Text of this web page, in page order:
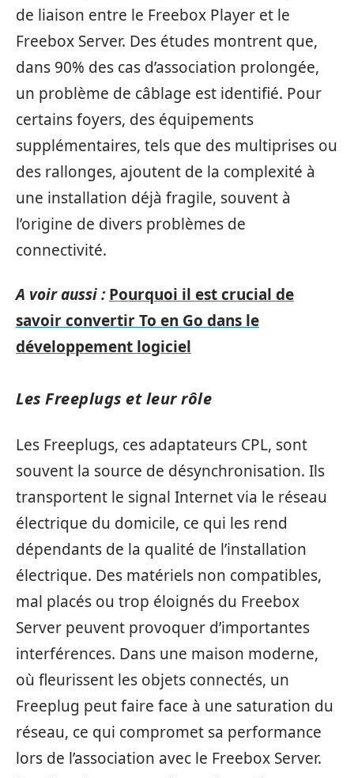
de liaison entre le Freebox Player et le
Freebox Server. Des études montrent que,
dans 90% des cas d’association prolongée,
un problème de câblage est identifié. Pour
certains foyers, des équipements
supplémentaires, tels que des multiprises ou
des rallonges, ajoutent de la complexité à
une installation déjà fragile, souvent à
l’origine de divers problèmes de
connectivité.
A voir aussi : Pourquoi il est crucial de
savoir convertir To en Go dans le
développement logiciel
Les Freeplugs et leur rôle
Les Freeplugs, ces adaptateurs CPL, sont
souvent la source de désynchronisation. Ils
transportent le signal Internet via le réseau
électrique du domicile, ce qui les rend
dépendants de la qualité de l’installation
électrique. Des matériels non compatibles,
mal placés ou trop éloignés du Freebox
Server peuvent provoquer d’importantes
interférences. Dans une maison moderne,
où fleurissent les objets connectés, un
Freeplug peut faire face à une saturation du
réseau, ce qui compromet sa performance
lors de l’association avec le Freebox Server.